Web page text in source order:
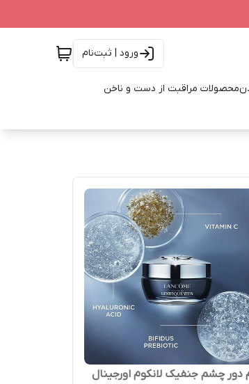
ورود | ثبت‌نام
محصولات مراقبت از دست و ناخن
دور چشم جنفیک لانکوم اورجینال